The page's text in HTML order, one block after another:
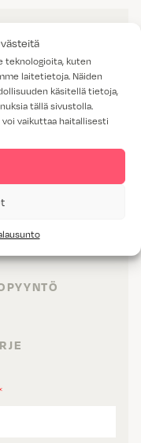
teknologioita, kuten
laitetietoja. Näiden
käsitellä tietoja,
tällä sivustolla.
vaikuttaa haitallisesti